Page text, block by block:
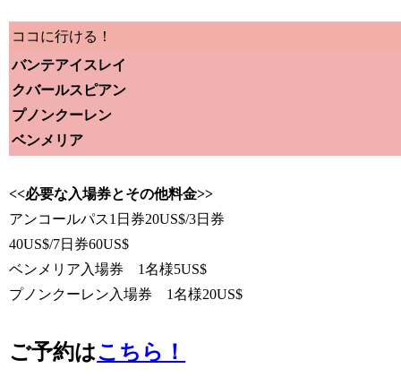
ココに行ける！
バンテアイスレイ
クバールスピアン
プノンクーレン
ベンメリア
<<必要な入場券とその他料金>>
アンコールパス1日券20US$/3日券
40US$/7日券60US$
ベンメリア入場券 1名様5US$
プノンクーレン入場券 1名様20US$
ご予約はこちら！